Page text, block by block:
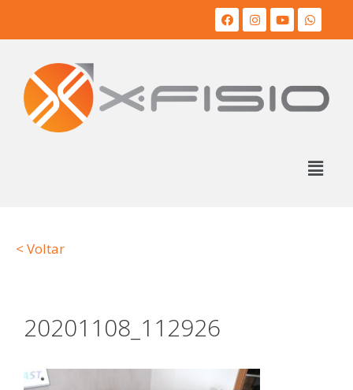
< Voltar
20201108_112926